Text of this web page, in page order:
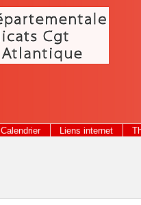
Calendrier Liens internet